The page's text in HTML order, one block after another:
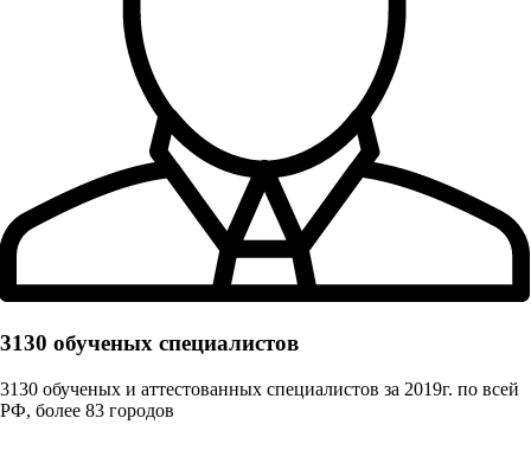
3130 обученых cпециалистов
3130 обученых и аттестованных специалистов за 2019г. по всей
РФ, более 83 городов